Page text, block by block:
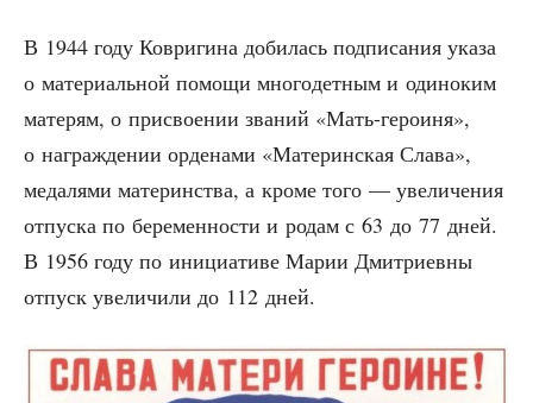
В 1944 году Коври­ги­на доби­лась под­пи­са­ния ука­за
о мате­ри­аль­ной помо­щи мно­го­дет­ным и оди­но­ким
мате­рям, о при­сво­е­нии зва­ний «Мать-геро­и­ня»,
о награж­де­нии орде­на­ми «Мате­рин­ская Сла­ва»,
меда­ля­ми мате­рин­ства, а кро­ме того — уве­ли­че­ния
отпус­ка по бере­мен­но­сти и родам с 63 до 77 дней.
В 1956 году по ини­ци­а­ти­ве Марии Дмит­ри­ев­ны
отпуск уве­ли­чи­ли до 112 дней.